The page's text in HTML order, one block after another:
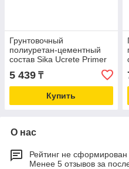
Грунтовочный
полиуретан-цементный
состав Sika Ucrete Primer
5 439 ₸
Купить
О нас
Рейтинг не сформирован
Менее 5 отзывов за